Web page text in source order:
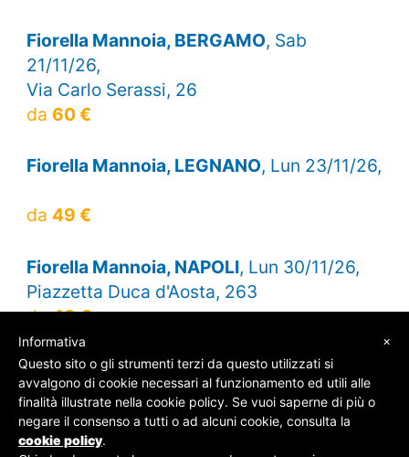
Fiorella Mannoia, BERGAMO, Sab
21/11/26,
Via Carlo Serassi, 26
da 60 €
Fiorella Mannoia, LEGNANO, Lun 23/11/26,
da 49 €
Fiorella Mannoia, NAPOLI, Lun 30/11/26,
Piazzetta Duca d'Aosta, 263
da49 €
© SOS Biglietti - P.Iva 09162100961 -Chi Siamo
Contatti-Privacy Policy
×
Informativa
Questo sito o gli strumenti terzi da questo utilizzati si
avvalgono di cookie necessari al funzionamento ed utili alle
finalità illustrate nella cookie policy. Se vuoi saperne di più o
negare il consenso a tutti o ad alcuni cookie, consulta la
cookie policy.